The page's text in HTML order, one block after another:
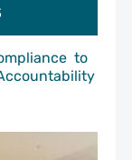
to